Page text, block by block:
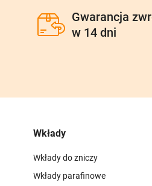
Gwarancja
w 14 dni
Wkłady
Wkłady do zniczy
Wkłady parafinowe